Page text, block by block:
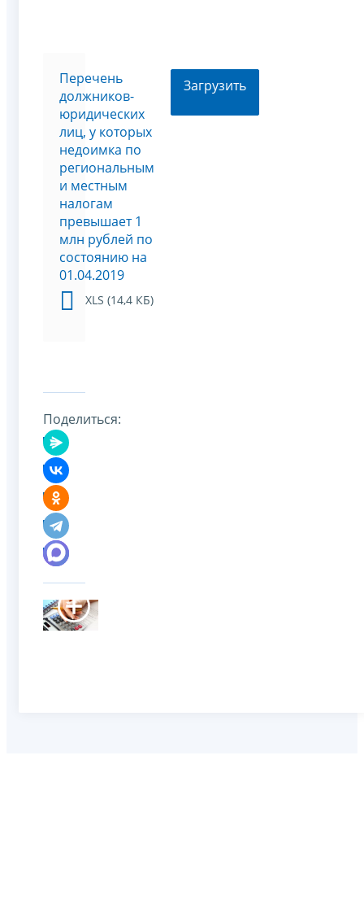
Перечень
должников-
юридических
лиц, у которых
недоимка по
региональным
и местным
налогам
превышает 1
млн рублей по
состоянию на
01.04.2019
XLS (14,4 КБ)
Загрузить
Поделиться: